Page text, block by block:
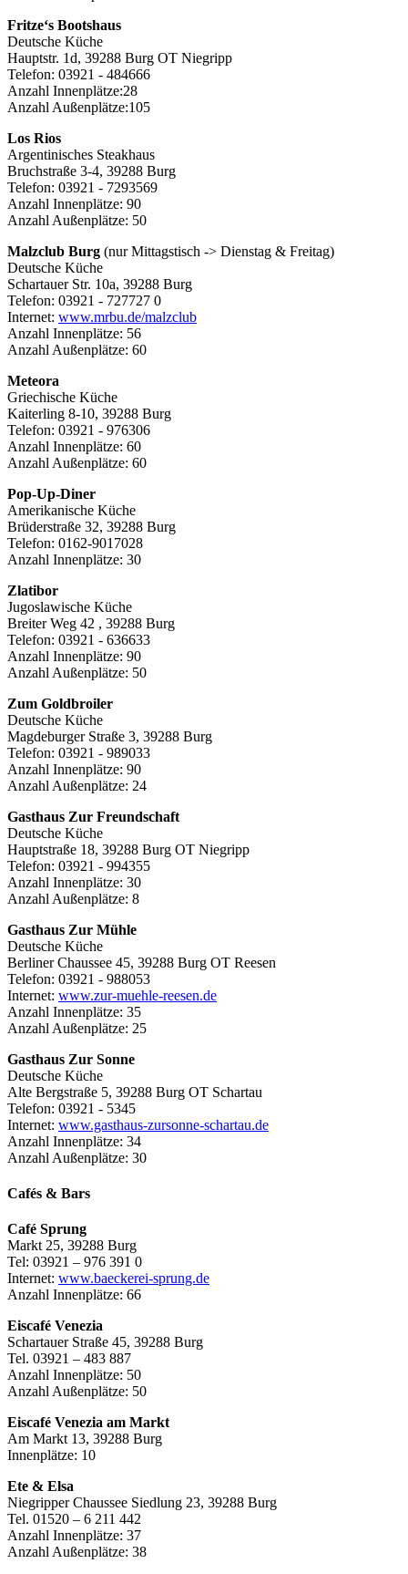
Fritze‘s Bootshaus
Deutsche Küche
Hauptstr. 1d, 39288 Burg OT Niegripp
Telefon: 03921 - 484666
Anzahl Innenplätze:28
Anzahl Außenplätze:105
Los Rios
Argentinisches Steakhaus
Bruchstraße 3-4, 39288 Burg
Telefon: 03921 - 7293569
Anzahl Innenplätze: 90
Anzahl Außenplätze: 50
Malzclub Burg (nur Mittagstisch -> Dienstag & Freitag)
Deutsche Küche
Schartauer Str. 10a, 39288 Burg
Telefon: 03921 - 727727 0
Internet: www.mrbu.de/malzclub
Anzahl Innenplätze: 56
Anzahl Außenplätze: 60
Meteora
Griechische Küche
Kaiterling 8-10, 39288 Burg
Telefon: 03921 - 976306
Anzahl Innenplätze: 60
Anzahl Außenplätze: 60
Pop-Up-Diner
Amerikanische Küche
Brüderstraße 32, 39288 Burg
Telefon: 0162-9017028
Anzahl Innenplätze: 30
Zlatibor
Jugoslawische Küche
Breiter Weg 42 , 39288 Burg
Telefon: 03921 - 636633
Anzahl Innenplätze: 90
Anzahl Außenplätze: 50
Zum Goldbroiler
Deutsche Küche
Magdeburger Straße 3, 39288 Burg
Telefon: 03921 - 989033
Anzahl Innenplätze: 90
Anzahl Außenplätze: 24
Gasthaus Zur Freundschaft
Deutsche Küche
Hauptstraße 18, 39288 Burg OT Niegripp
Telefon: 03921 - 994355
Anzahl Innenplätze: 30
Anzahl Außenplätze: 8
Gasthaus Zur Mühle
Deutsche Küche
Berliner Chaussee 45, 39288 Burg OT Reesen
Telefon: 03921 - 988053
Internet: www.zur-muehle-reesen.de
Anzahl Innenplätze: 35
Anzahl Außenplätze: 25
Gasthaus Zur Sonne
Deutsche Küche
Alte Bergstraße 5, 39288 Burg OT Schartau
Telefon: 03921 - 5345
Internet: www.gasthaus-zursonne-schartau.de
Anzahl Innenplätze: 34
Anzahl Außenplätze: 30
Cafés & Bars
Café Sprung
Markt 25, 39288 Burg
Tel: 03921 – 976 391 0
Internet: www.baeckerei-sprung.de
Anzahl Innenplätze: 66
Eiscafé Venezia
Schartauer Straße 45, 39288 Burg
Tel. 03921 – 483 887
Anzahl Innenplätze: 50
Anzahl Außenplätze: 50
Eiscafé Venezia am Markt
Am Markt 13, 39288 Burg
Innenplätze: 10
Ete & Elsa
Niegripper Chaussee Siedlung 23, 39288 Burg
Tel. 01520 – 6 211 442
Anzahl Innenplätze: 37
Anzahl Außenplätze: 38